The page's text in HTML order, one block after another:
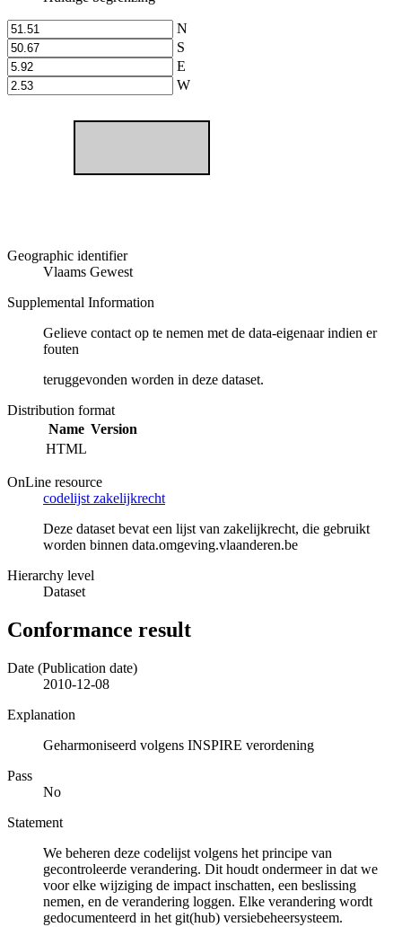
N
S
E
W
Geographic identifier
Vlaams Gewest
Supplemental Information
Gelieve contact op te nemen met de data-eigenaar indien er
fouten
teruggevonden worden in deze dataset.
Distribution format
Name Version
HTML
OnLine resource
codelijst zakelijkrecht
Deze dataset bevat een lijst van zakelijkrecht, die gebruikt
worden binnen data.omgeving.vlaanderen.be
Hierarchy level
Dataset
Conformance result
Date (Publication date)
2010-12-08
Explanation
Geharmoniseerd volgens INSPIRE verordening
Pass
No
Statement
We beheren deze codelijst volgens het principe van
gecontroleerde verandering. Dit houdt ondermeer in dat we
voor elke wijziging de impact inschatten, een beslissing
nemen, en de verandering loggen. Elke verandering wordt
gedocumenteerd in het git(hub) versiebeheersysteem.